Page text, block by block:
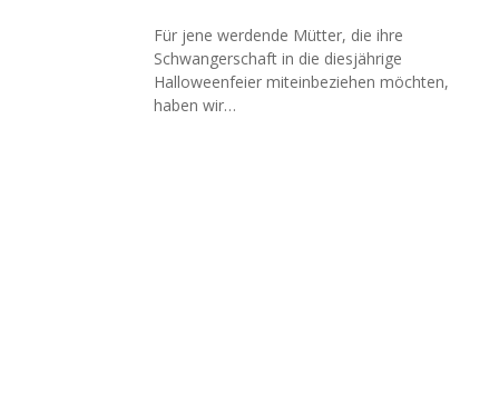
Für jene werdende Mütter, die ihre
Schwangerschaft in die diesjährige
Halloweenfeier miteinbeziehen möchten,
haben wir…